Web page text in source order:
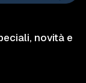
novità e